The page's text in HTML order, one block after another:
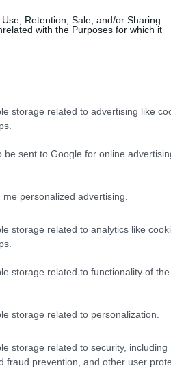
Retention, Sale, and/or Sharing
with the Purposes for which it
storage related to advertising like
be sent to Google for online
personalized advertising.
storage related to analytics like
storage related to functionality of
storage related to personalization.
storage related to security, including
fraud prevention, and other user